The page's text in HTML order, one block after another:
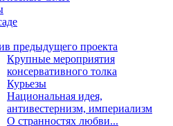
предыдущего проекта
Крупные мероприятия
консервативного толка
Курьезы
Национальная идея,
антивестернизм, империализм
О странностях любви...